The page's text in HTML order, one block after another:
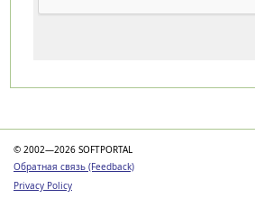
© 2002—2026 SOFTPORTAL
Обратная связь (Feedback)
Privacy Policy